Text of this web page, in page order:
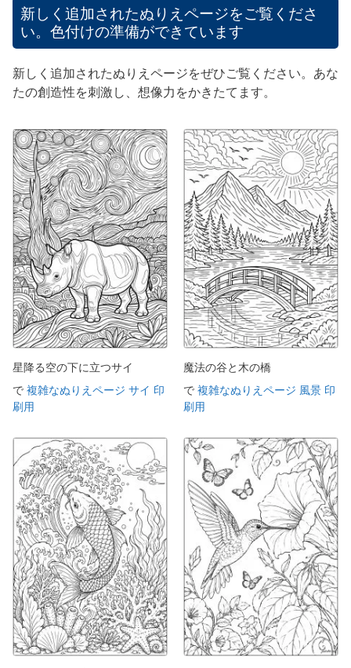
新しく追加されたぬりえページをご覧くださ
い。色付けの準備ができています
新しく追加されたぬりえページをぜひご覧ください。あな
たの創造性を刺激し、想像力をかきたてます。
星降る空の下に立つサイ
で 複雑なぬりえページ サイ 印
刷用
魔法の谷と木の橋
で 複雑なぬりえページ 風景 印
刷用